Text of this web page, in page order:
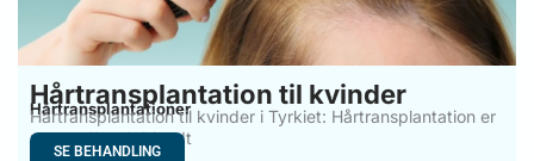
Hårtransplantation til kvinder
Hårtransplantationer
Hårtransplantation til kvinder i Tyrkiet: Hårtransplantation er
mere udbredt blandt
SE BEHANDLING